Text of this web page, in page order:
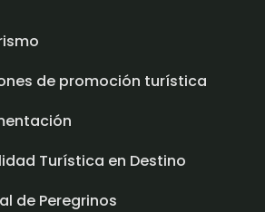
de promoción turística
Turística en Destino
de Peregrinos